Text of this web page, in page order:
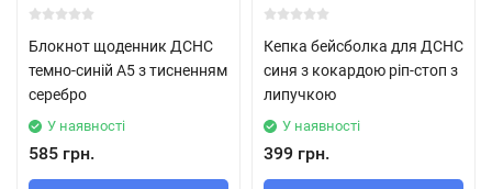
Блокнот щоденник ДСНС
темно-синій А5 з тисненням
серебро
У наявності
585 грн.
Кепка бейсболка для ДСНС
синя з кокардою ріп-стоп з
липучкою
У наявності
399 грн.